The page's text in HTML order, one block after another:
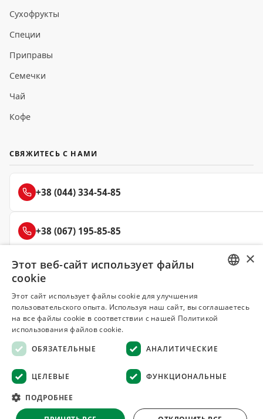
Сухофрукты
Специи
Приправы
Семечки
Чай
Кофе
СВЯЖИТЕСЬ С НАМИ
+38 (044) 334-54-85
+38 (067) 195-85-85
+38 (050) 145-85-45
Делюкс
СПЕЦИИ И ПРЯНОСТИ
© 2008–2026 Магазин специй и пряностей Делюкс, Киев
Все материалы на сайте защищены авторским правом
Оферта · Возврат товара · Гарантия качества ·
UKRAINIAN
×
Этот веб-сайт использует файлы
cookie
Этот сайт использует файлы cookie для улучшения
пользовательского опыта. Используя наш сайт, вы соглашаетесь
на все файлы cookie в соответствии с нашей Политикой
использования файлов cookie.
ОБЯЗАТЕЛЬНЫЕ
АНАЛИТИЧЕСКИЕ
ЦЕЛЕВЫЕ ФУНКЦИОНАЛЬНЫЕ
ПОДРОБНЕЕ